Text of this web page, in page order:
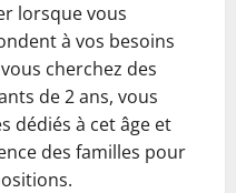
lorsque vous
à vos besoins
cherchez des
de 2 ans, vous
dédiés à cet âge et
des familles pour